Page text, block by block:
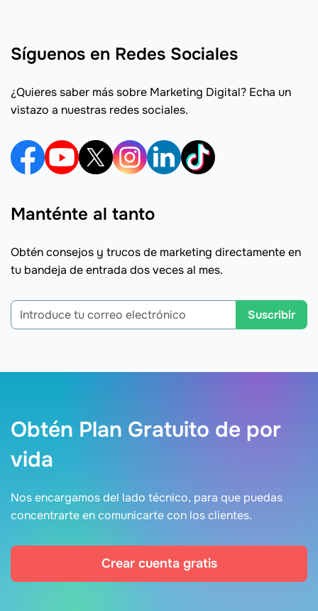
Síguenos en Redes Sociales
¿Quieres saber más sobre Marketing Digital? Echa un
vistazo a nuestras redes sociales.
Manténte al tanto
Obtén consejos y trucos de marketing directamente en
tu bandeja de entrada dos veces al mes.
Suscribir
Obtén Plan Gratuito de por
vida
Nos encargamos del lado técnico, para que puedas
concentrarte en comunicarte con los clientes.
Crear cuenta gratis